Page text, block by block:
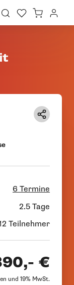
6 Termine
2.5 Tage
Teilnehmer
€
und 19% MwSt.